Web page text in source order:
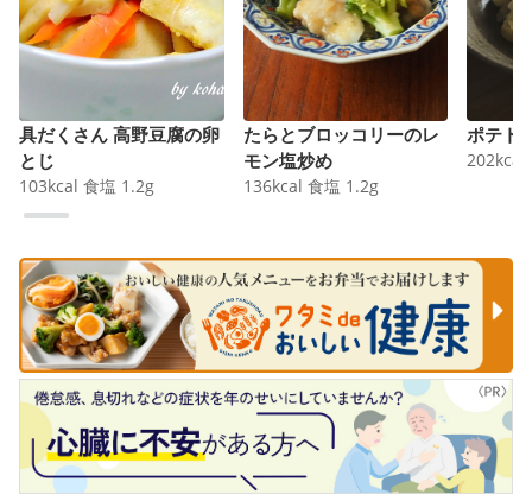
具だくさん 高野豆腐の卵
とじ
103kcal 食塩 1.2g
たらとブロッコリーのレ
モン塩炒め
136kcal 食塩 1.2g
ポテト
202kcal